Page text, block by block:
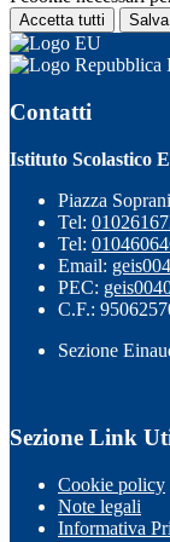
Accetta tutti
Contatti
Istituto Scolastico
Piazza
Tel:
Tel:
Email:
PEC:
C.F.:
Sezione
Sezione Link
Cookie policy
Note legali
Informativa